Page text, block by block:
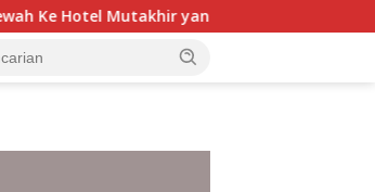
yang Punya White Sandy Beach Ke